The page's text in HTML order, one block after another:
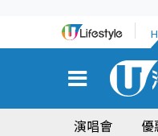
演唱會 優